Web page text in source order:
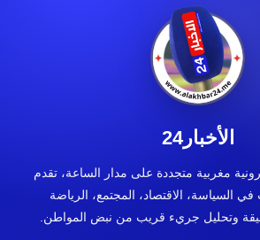
الأخبار24
مغربية متجددة على مدار الساعة، تقدم
السياسة، الاقتصاد، المجتمع، الرياضة
وتحليل جريء قريب من نبض المواطن.